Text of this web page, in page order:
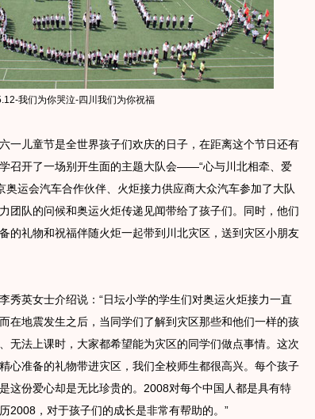
我们为你哭泣-四川我们为你祝福
儿童节是全世界孩子们欢庆的日子，在距离这个节日还有
召开了一场别开生面的主题大队会——“心与川北相牵、爱
奥运会汽车合作伙伴、火炬接力供应商大众汽车参加了大队
团队的问候和奥运火炬传递见闻带给了孩子们。同时，他们
的礼物和祝福伴随火炬一起带到川北灾区，送到灾区小朋友
英女士介绍说：“日坛小学的学生们对奥运火炬接力一直
在地震发生之后，当同学们了解到灾区那些和他们一样的孩
无法上课时，大家都希望能为灾区的同学们做点事情。这次
心准备的礼物带进灾区，我们全校师生都很高兴。每个孩子
这份爱心却是无比珍贵的。2008对每个中国人都是具有特
2008，对于孩子们的成长是非常有帮助的。”